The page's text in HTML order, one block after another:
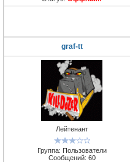
graf-tt
Лейтенант
Группа: Пользователи
Сообщений: 60